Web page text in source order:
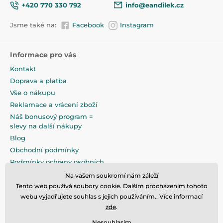
Šířka: 26 cm
ROZMĚRY BALENÍ:
Výška: 27 cm
Čistá hmotnost: 2,7 kg
Hrubá hmotnost: 2,7 kg: 3,5 kg
+420 770 330 792
info@eandilek.cz
Jsme také na: Facebook Instagram
Informace pro vás
Kontakt
Doprava a platba
Vše o nákupu
Reklamace a vrácení zboží
Náš bonusový program =
slevy na další nákupy
Blog
Obchodní podmínky
Podmínky ochrany osobních
Na pečlivé zabalení klademe
maximální důraz
Na vašem soukromí nám záleží
Tento web používá soubory cookie. Dalším procházením tohoto
webu vyjadřujete souhlas s jejich používáním.. Více informací
zde.